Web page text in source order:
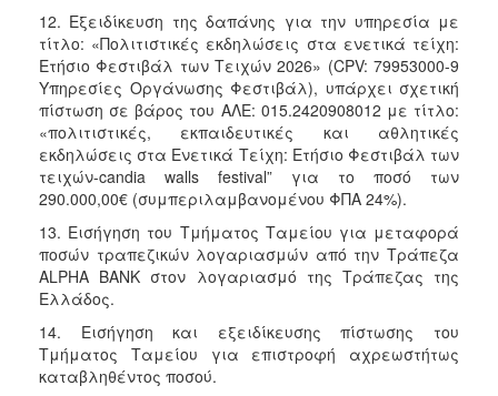
12. Εξειδίκευση της δαπάνης για την υπηρεσία με
τίτλο: «Πολιτιστικές εκδηλώσεις στα ενετικά τείχη:
Ετήσιο Φεστιβάλ των Τειχών 2026» (CPV: 79953000-9
Υπηρεσίες Οργάνωσης Φεστιβάλ), υπάρχει σχετική
πίστωση σε βάρος του ΑΛΕ: 015.2420908012 με τίτλο:
«πολιτιστικές, εκπαιδευτικές και αθλητικές
εκδηλώσεις στα Ενετικά Τείχη: Ετήσιο Φεστιβάλ των
τειχών-candia walls festival” για το ποσό των
290.000,00€ (συμπεριλαμβανομένου ΦΠΑ 24%).
13. Εισήγηση του Τμήματος Ταμείου για μεταφορά
ποσών τραπεζικών λογαριασμών από την Τράπεζα
ALPHA BANK στον λογαριασμό της Τράπεζας της
Ελλάδος.
14. Εισήγηση και εξειδίκευσης πίστωσης του
Τμήματος Ταμείου για επιστροφή αχρεωστήτως
καταβληθέντος ποσού.